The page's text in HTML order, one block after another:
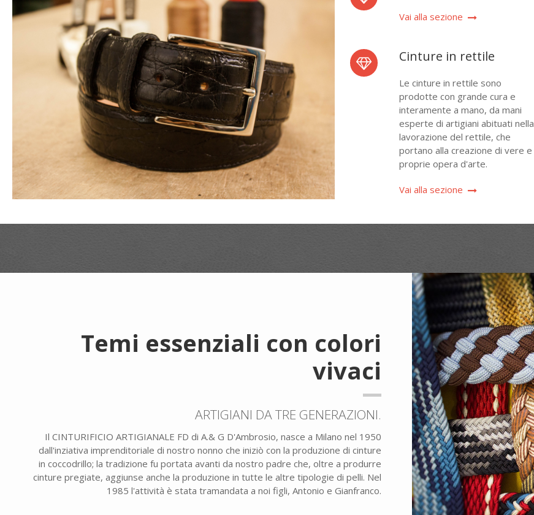
Vai alla sezione
Cinture in rettile
Le cinture in rettile sono
prodotte con grande cura e
interamente a mano, da mani
esperte di artigiani abituati nella
lavorazione del rettile, che
portano alla creazione di vere e
proprie opera d'arte.
Vai alla sezione
Temi essenziali con colori
vivaci
ARTIGIANI DA TRE GENERAZIONI.
Il CINTURIFICIO ARTIGIANALE FD di A.& G D'Ambrosio, nasce a Milano nel 1950
dall'inziativa imprenditoriale di nostro nonno che iniziò con la produzione di cinture
in coccodrillo; la tradizione fu portata avanti da nostro padre che, oltre a produrre
cinture pregiate, aggiunse anche la produzione in tutte le altre tipologie di pelli. Nel
1985 l'attività è stata tramandata a noi figli, Antonio e Gianfranco.